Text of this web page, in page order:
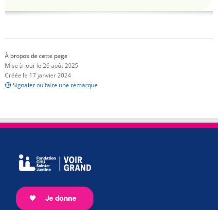
À propos de cette page
Mise à jour le 26 août 2025
Créée le 17 janvier 2024
Signaler ou faire une remarque